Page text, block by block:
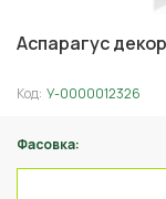
Аспарагус
Код: У-0000012326
Фасовка: